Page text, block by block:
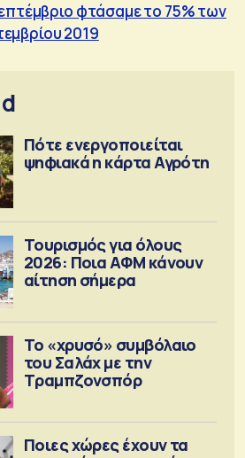
φτάσαμε το 75% των
2019
Πότε ενεργοποιείται
ψηφιακά η κάρτα Αγρότη
Τουρισμός για όλους
2026: Ποια ΑΦΜ κάνουν
αίτηση σήμερα
Το «χρυσό» συμβόλαιο
του Σαλάχ με την
Τραμπζονσπόρ
Ποιες χώρες έχουν τα